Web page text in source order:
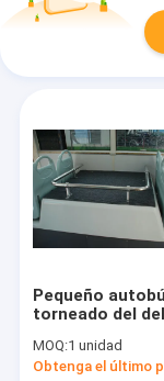
Pequeño
torneado del
radio de la
grande
MOQ:1 unidad
Obtenga el último